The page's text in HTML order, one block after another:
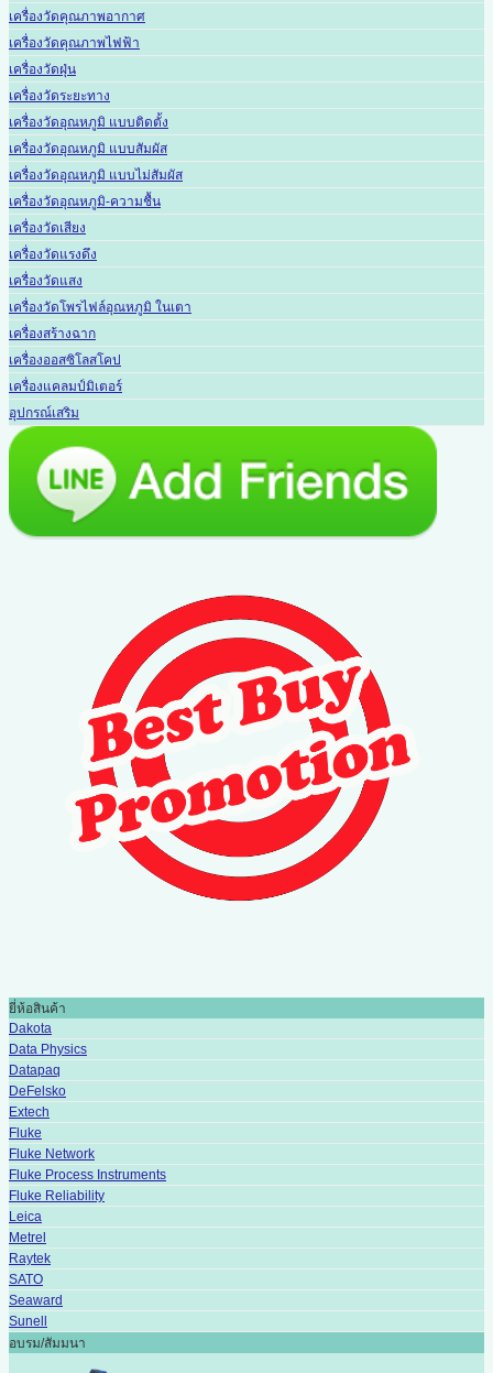
เครื่องวัดคุณภาพอากาศ
เครื่องวัดคุณภาพไฟฟ้า
เครื่องวัดฝุ่น
เครื่องวัดระยะทาง
เครื่องวัดอุณหภูมิ แบบติดตั้ง
เครื่องวัดอุณหภูมิ แบบสัมผัส
เครื่องวัดอุณหภูมิ แบบไม่สัมผัส
เครื่องวัดอุณหภูมิ-ความชื้น
เครื่องวัดเสียง
เครื่องวัดแรงดึง
เครื่องวัดแสง
เครื่องวัดโพรไฟล์อุณหภูมิ ในเตา
เครื่องสร้างฉาก
เครื่องออสซิโลสโคป
เครื่องแคลมป์มิเตอร์
อุปกรณ์เสริม
ยี่ห้อสินค้า
Dakota
Data Physics
Datapaq
DeFelsko
Extech
Fluke
Fluke Network
Fluke Process Instruments
Fluke Reliability
Leica
Metrel
Raytek
SATO
Seaward
Sunell
อบรม/สัมมนา